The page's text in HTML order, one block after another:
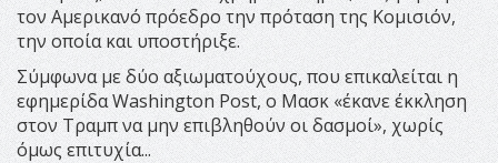
τον Αμερικανό πρόεδρο την πρόταση της Κομισιόν,
την οποία και υποστήριξε.
Σύμφωνα με δύο αξιωματούχους, που επικαλείται η
εφημερίδα Washington Post, ο Μασκ «έκανε έκκληση
στον Τραμπ να μην επιβληθούν οι δασμοί», χωρίς
όμως επιτυχία...